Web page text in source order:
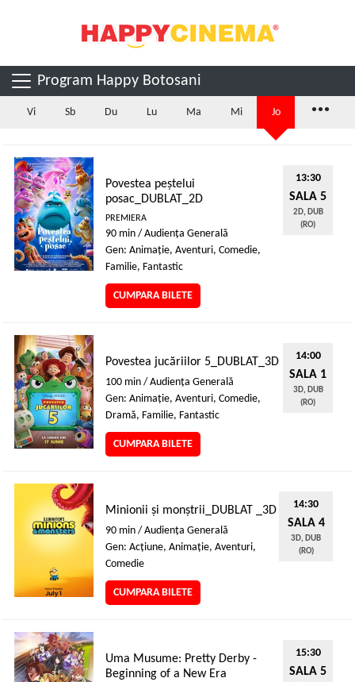
Program Happy Botosani
Vi Sb Du Lu Ma Mi Jo ...
Povestea peștelui
posac_DUBLAT_2D
PREMIERA
90 min / Audienţa Generală
Gen: Animaţie, Aventuri, Comedie,
Familie, Fantastic
CUMPARA BILETE
13:30
SALA 5
2D, DUB
(RO)
Povestea jucăriilor 5_DUBLAT_3D
100 min / Audienţa Generală
Gen: Animaţie, Aventuri, Comedie,
Dramă, Familie, Fantastic
CUMPARA BILETE
14:00
SALA 1
3D, DUB
(RO)
Minionii și monștrii_DUBLAT _3D
90 min / Audienţa Generală
Gen: Acţiune, Animaţie, Aventuri,
Comedie
CUMPARA BILETE
14:30
SALA 4
3D, DUB
(RO)
Uma Musume: Pretty Derby -
Beginning of a New Era
15:30
SALA 5